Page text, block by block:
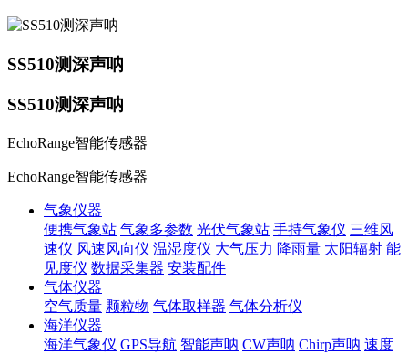
SS510测深声呐
SS510测深声呐
EchoRange智能传感器
EchoRange智能传感器
气象仪器
便携气象站 气象多参数 光伏气象站 手持气象仪 三维风
速仪 风速风向仪 温湿度仪 大气压力 降雨量 太阳辐射 能
见度仪 数据采集器 安装配件
气体仪器
空气质量 颗粒物 气体取样器 气体分析仪
海洋仪器
海洋气象仪 GPS导航 智能声呐 CW声呐 Chirp声呐 速度